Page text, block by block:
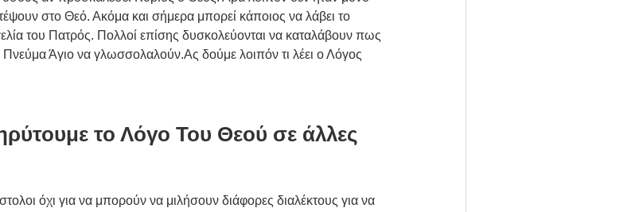
στο Θεό. Ακόμα και σήμερα μπορεί κάποιος να λάβει το
του Πατρός. Πολλοί επίσης δυσκολεύονται να καταλάβουν πως
Άγιο να γλωσσολαλούν.Ας δούμε λοιπόν τι λέει ο Λόγος
το Λόγο Του Θεού σε άλλες
όχι για να μπορούν να μιλήσουν διάφορες διαλέκτους για να